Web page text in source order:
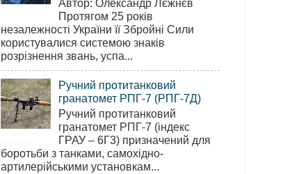
Протягом 25 років
незалежності України її Збройні Сили
користувалися системою знаків
розрізнення звань, успа...
Ручний протитанковий
гранатомет РПГ-7 (РПГ-7Д)
Ручний протитанковий
гранатомет РПГ-7 (індекс
ГРАУ – 6Г3) призначений для
боротьби з танками, самохідно-
артилерійськими установкам...